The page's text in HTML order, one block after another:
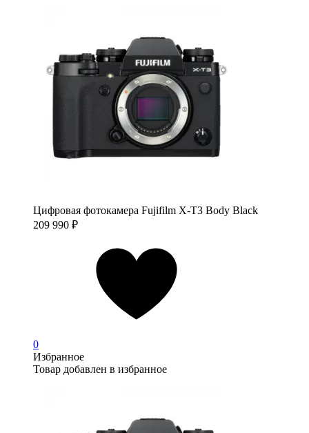
Цифровая фотокамера Fujifilm X-T3 Body Black
209 990 ₽
0
Избранное
Товар добавлен в избранное